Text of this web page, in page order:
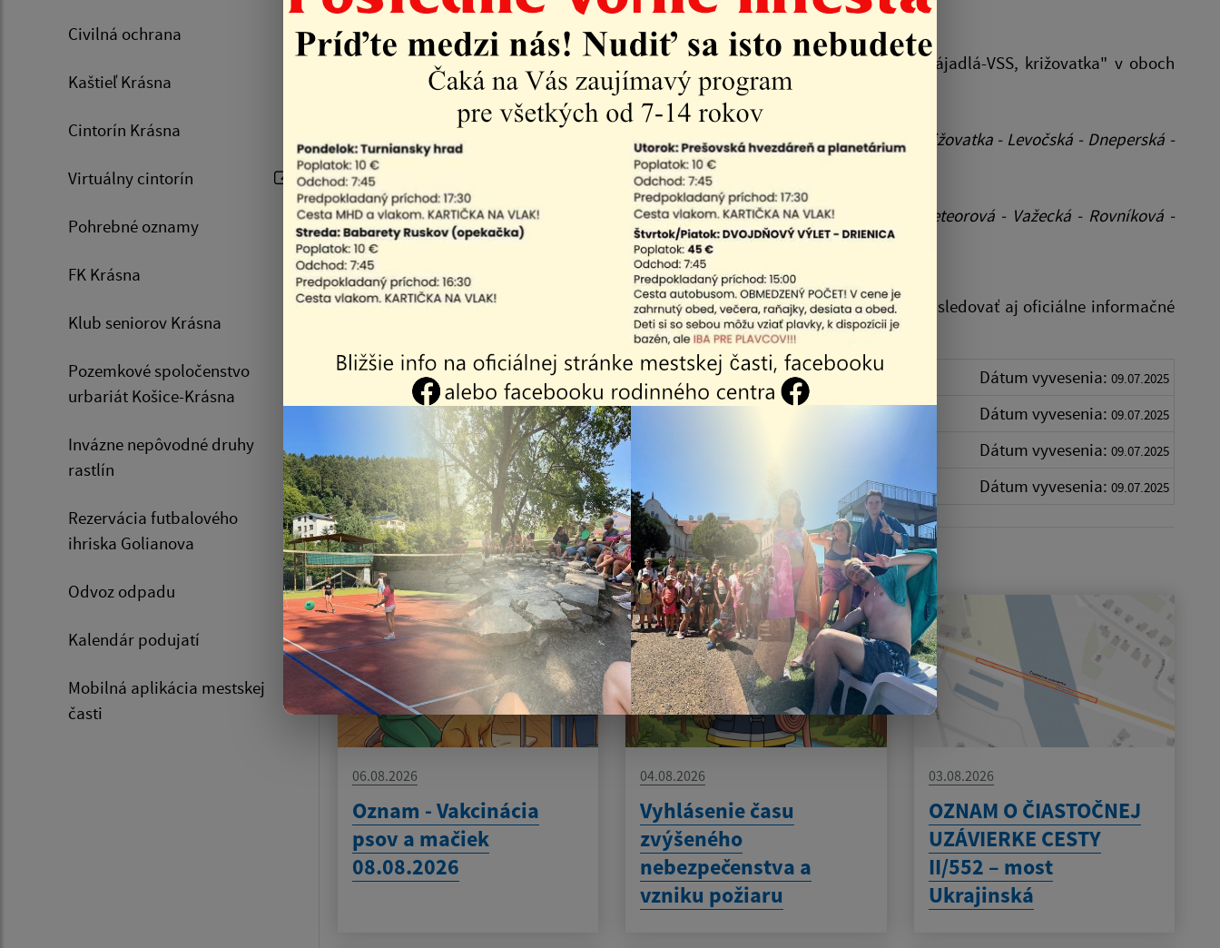
Civilná ochrana
Kaštieľ Krásna
Cintorín Krásna
Virtuálny cintorín
Pohrebné oznamy
FK Krásna
Klub seniorov Krásna
Pozemkové spoločenstvo
urbariát Košice-Krásna
Invázne nepôvodné druhy
rastlín
Rezervácia futbalového
ihriska Golianova
Odvoz odpadu
Kalendár podujatí
Mobilná aplikácia mestskej
časti
bez obsluhy zastávky
"Napájadlá"
- Upravuje sa trasa autobusovej linky 28- predĺženie trasy linky o úsek "Napájadlá-VSS, križovatka" v oboch
smeroch (na tejto trase premávajú
vybrané spoje)
- Zriaďuje sa autobusová linka náhradnej dopravy Xso základnou trasouVSS, križovatka - Levočská - Dneperská -
Ladožská - Rovníková -
Važecká - Meteorová
-Zriaďuje sa autobusová linka náhradnej dopravy RX2so základnou trasou
Meteorová - Važecká - Rovníková -
Ladožská - Dneperská -
Levočská - Valcovne U.S.Steel - Vstupný areál U.S.Steel
O prípadných ďalších zmenách Vás budeme priebežne informovať. Odporúčame sledovať aj oficiálne informačné
linka 19| JPG | 0.07 Mb Dátum vyvesenia: 09.07.2025
linka 28| JPG | 0.05 Mb Dátum vyvesenia: 09.07.2025
linka X | JPG | 0.05 Mb Dátum vyvesenia: 09.07.2025
linka XR2| JPG | 0.04 Mb Dátum vyvesenia: 09.07.2025
Zoznam aktualít:
06.08.2026
Oznam - Vakcinácia
psov a mačiek
08.08.2026
04.08.2026
Vyhlásenie času
zvýšeného
nebezpečenstva a
vzniku požiaru
03.08.2026
OZNAM O ČIASTOČNEJ
UZÁVIERKE CESTY
II/552 – most
Ukrajinská